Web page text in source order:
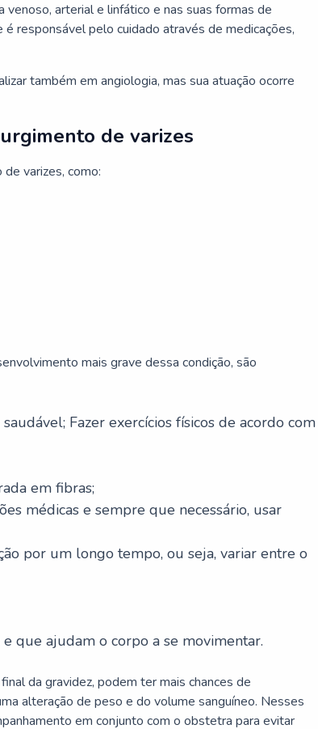
arterial e linfático e nas suas formas de
responsável pelo cuidado através de medicações,
também em angiologia, mas sua atuação ocorre
de varizes
varizes, como:
mais grave dessa condição, são
Fazer exercícios físicos de acordo com
em fibras;
médicas e sempre que necessário, usar
por um longo tempo, ou seja, variar entre o
que ajudam o corpo a se movimentar.
da gravidez, podem ter mais chances de
alteração de peso e do volume sanguíneo. Nesses
em conjunto com o obstetra para evitar